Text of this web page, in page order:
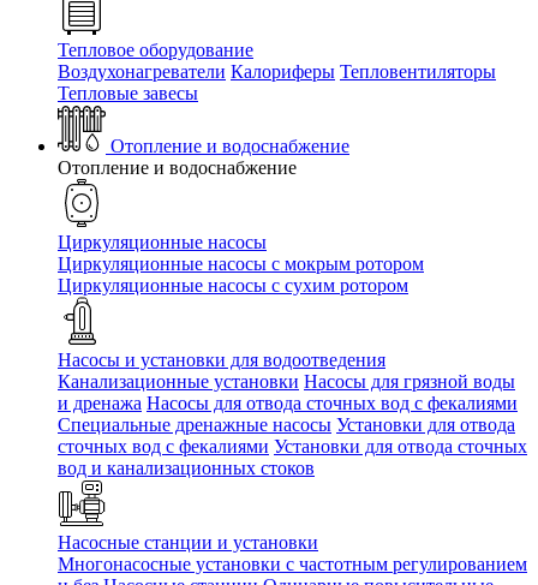
Тепловое оборудование
Воздухонагреватели Калориферы Тепловентиляторы
Тепловые завесы
Отопление и водоснабжение
Отопление и водоснабжение
Циркуляционные насосы
Циркуляционные насосы с мокрым ротором
Циркуляционные насосы с сухим ротором
Насосы и установки для водоотведения
Канализационные установки Насосы для грязной воды
и дренажа Насосы для отвода сточных вод c фекалиями
Специальные дренажные насосы Установки для отвода
сточных вод c фекалиями Установки для отвода сточных
вод и канализационных стоков
Насосные станции и установки
Многонасосные установки с частотным регулированием